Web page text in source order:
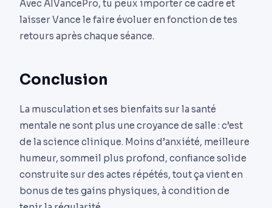
Avec AIVancePro, tu peux importer ce cadre et
laisser Vance le faire évoluer en fonction de tes
retours après chaque séance.
Conclusion
La musculation et ses bienfaits sur la santé
mentale ne sont plus une croyance de salle : c’est
de la science clinique. Moins d’anxiété, meilleure
humeur, sommeil plus profond, confiance solide
construite sur des actes répétés, tout ça vient en
bonus de tes gains physiques, à condition de